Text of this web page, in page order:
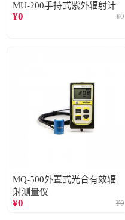
MU-200手持式紫外辐射计
¥0 ¥0
MQ-500外置式光合有效辐
射测量仪
¥0 ¥0